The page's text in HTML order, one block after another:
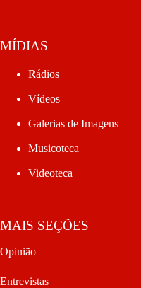
MÍDIAS
Rádios
Vídeos
Galerias de Imagens
Musicoteca
Videoteca
MAIS SEÇÕES
Opinião
Entrevistas